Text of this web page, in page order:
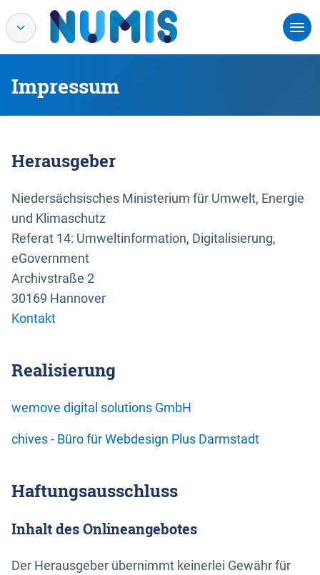
Impressum
Herausgeber
Niedersächsisches Ministerium für Umwelt, Energie
und Klimaschutz
Referat 14: Umweltinformation, Digitalisierung,
eGovernment
Archivstraße 2
30169 Hannover
Kontakt
Realisierung
wemove digital solutions GmbH
chives - Büro für Webdesign Plus Darmstadt
Haftungsausschluss
Inhalt des Onlineangebotes
Der Herausgeber übernimmt keinerlei Gewähr für